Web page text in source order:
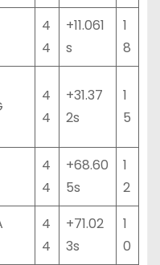
4
4
+11.061
s
1
8
4
4
+31.37
2s
1
5
4
4
+68.60
5s
1
2
4
4
+71.02
3s
1
0